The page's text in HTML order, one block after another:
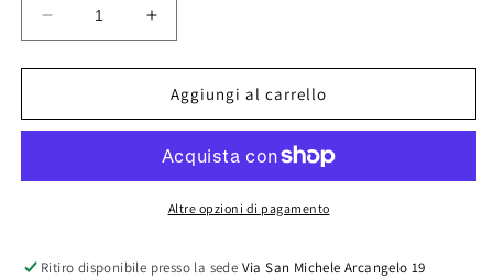
Diminuisci
quantità
per
TERMOSTATO
MODELLO
Aumenta
quantità
per
TERMOSTATO
MODELLO
Aggiungi al carrello
Altre opzioni di pagamento
Ritiro disponibile presso la sede Via San Michele Arcangelo 19